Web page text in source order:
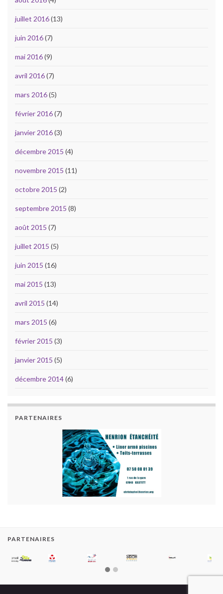
juillet 2016(13)
juin 2016(7)
mai 2016(9)
avril 2016(7)
mars 2016(5)
février 2016(7)
janvier 2016(3)
décembre 2015 (4)
novembre 2015 (11)
octobre 2015 (2)
septembre 2015 (8)
août 2015 (7)
juillet 2015 (5)
juin 2015 (16)
mai 2015 (13)
avril 2015 (14)
mars 2015 (6)
février 2015 (3)
janvier 2015 (5)
décembre 2014(6)
PARTENAIRES